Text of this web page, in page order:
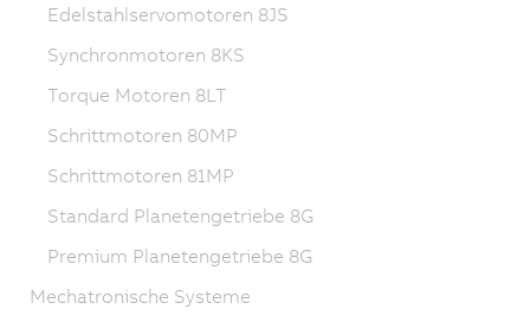
Edelstahlservomotoren 8JS
Synchronmotoren 8KS
Torque Motoren 8LT
Schrittmotoren 80MP
Schrittmotoren 81MP
Standard Planetengetriebe 8G
Premium Planetengetriebe 8G
Mechatronische Systeme